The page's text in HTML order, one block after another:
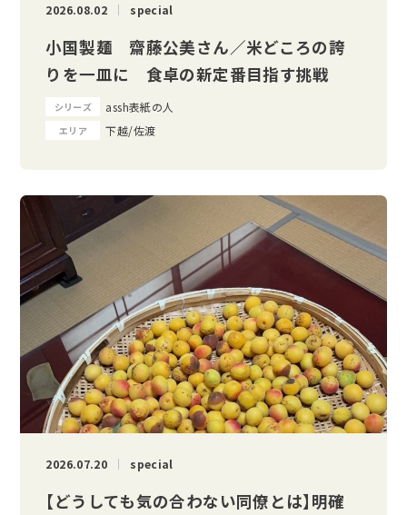
2026.08.02 special
小国製麺 齋藤公美さん／米どころの誇
りを一皿に 食卓の新定番目指す挑戦
シリーズ assh表紙の人
エリア 下越/佐渡
2026.07.20 special
【どうしても気の合わない同僚とは】明確